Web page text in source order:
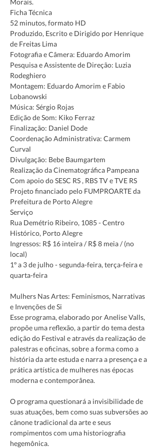
Morais.
Ficha Técnica
52 minutos, formato HD
Produzido, Escrito e Dirigido por Henrique
de Freitas Lima
Fotografia e Câmera: Eduardo Amorim
Pesquisa e Assistente de Direção: Luzia
Rodeghiero
Montagem: Eduardo Amorim e Fabio
Lobanowski
Música: Sérgio Rojas
Edição de Som: Kiko Ferraz
Finalização: Daniel Dode
Coordenação Administrativa: Carmem
Curval
Divulgação: Bebe Baumgartem
Realização da Cinematográfica Pampeana
Com apoio do SESC RS , RBS TV e TVE RS
Projeto financiado pelo FUMPROARTE da
Prefeitura de Porto Alegre
Serviço
Rua Demétrio Ribeiro, 1085 - Centro
Histórico, Porto Alegre
Ingressos: R$ 16 inteira / R$ 8 meia / (no
local)
1º a 3 de julho - segunda-feira, terça-feira e
Mulhers Nas Artes: Feminismos, Narrativas
e Invenções de Si
Esse programa, elaborado por Anelise Valls,
propõe uma reflexão, a partir do tema desta
edição do Festival e através da realização de
palestras e oficinas, sobre a forma como a
história da arte estuda e narra a presença e a
prática artística de mulheres nas épocas
O programa questionará a invisibilidade de
suas atuações, bem como suas subversões ao
cânone tradicional da arte e seus
rompimentos com uma historiografia
hegemônica.